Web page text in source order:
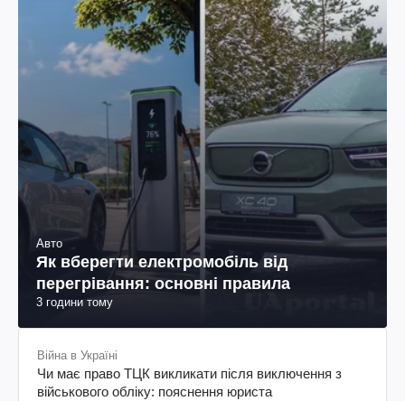
Авто
Як вберегти електромобіль від
перегрівання: основні правила
3 години тому
Війна в Україні
Чи має право ТЦК викликати після виключення з
військового обліку: пояснення юриста